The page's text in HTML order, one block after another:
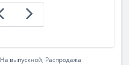
На выпускной, Распродажа